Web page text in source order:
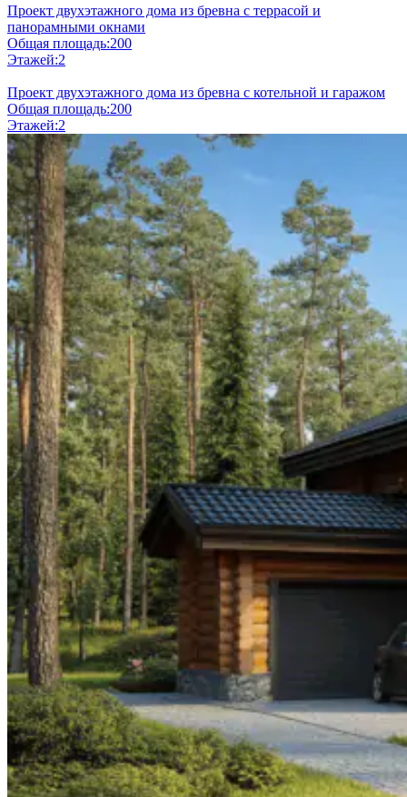
Проект двухэтажного дома из бревна с террасой и
панорамными окнами
Общая площадь:200
Этажей:2
Проект двухэтажного дома из бревна с котельной и гаражом
Общая площадь:200
Этажей:2